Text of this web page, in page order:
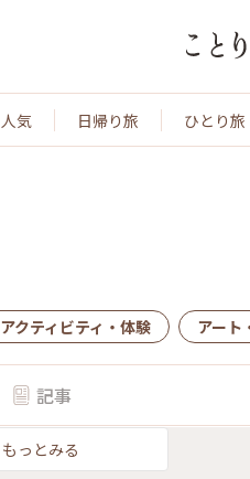
人気 日帰り旅 ひとり旅
アクティビティ・体験 アート
記事
もっとみる